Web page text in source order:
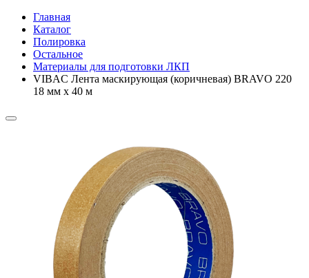
Главная
Каталог
Полировка
Остальное
Материалы для подготовки ЛКП
VIBAC Лента маскирующая (коричневая) BRAVO 220
18 мм х 40 м